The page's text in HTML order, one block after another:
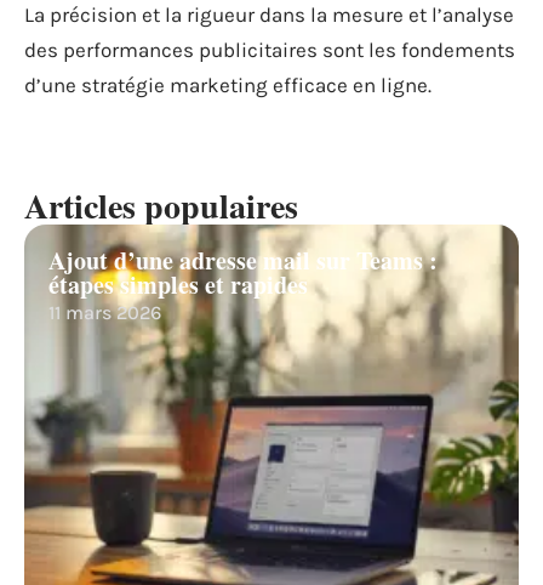
La précision et la rigueur dans la mesure et l’analyse
des performances publicitaires sont les fondements
d’une stratégie marketing efficace en ligne.
Articles populaires
Ajout d’une adresse mail sur Teams :
étapes simples et rapides
11 mars 2026